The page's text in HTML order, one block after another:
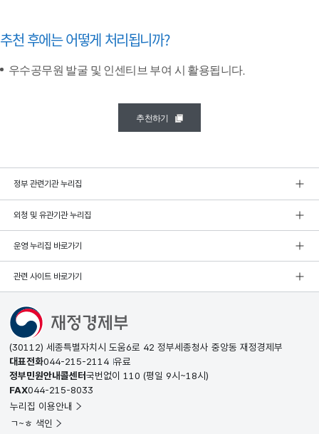
추천 후에는 어떻게 처리됩니까?
우수공무원 발굴 및 인센티브 부여 시 활용됩니다.
추천하기
정부 관련기관 누리집
외청 및 유관기관 누리집
운영 누리집 바로가기
관련 사이트 바로가기
(30112) 세종특별자치시 도움6로 42 정부세종청사 중앙동 재정경제부
대표전화044-215-2114 유료
정부민원안내콜센터국번없이 110 (평일 9시~18시)
FAX044-215-8033
누리집 이용안내
ㄱ~ㅎ 색인